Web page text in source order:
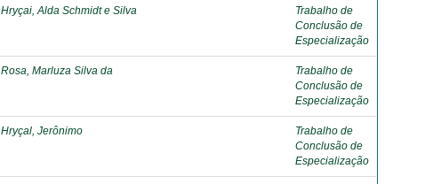
Hryçai, Alda Schmidt e Silva
Trabalho de
Conclusão de
Especialização
Rosa, Marluza Silva da
Trabalho de
Conclusão de
Especialização
Hryçal, Jerônimo
Trabalho de
Conclusão de
Especialização